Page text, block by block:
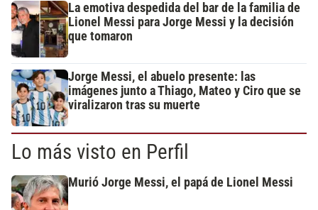
La emotiva despedida del bar de la familia de
Lionel Messi para Jorge Messi y la decisión
que tomaron
Jorge Messi, el abuelo presente: las
imágenes junto a Thiago, Mateo y Ciro que se
viralizaron tras su muerte
Lo más visto en Perfil
Murió Jorge Messi, el papá de Lionel Messi